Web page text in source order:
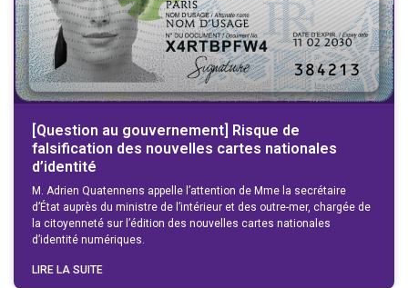
[Question au gouvernement] Risque de
falsification des nouvelles cartes nationales
d’identité
M. Adrien Quatennens appelle l’attention de Mme la secrétaire
d’État auprès du ministre de l’intérieur et des outre-mer, chargée de
la citoyenneté sur l’édition des nouvelles cartes nationales
d’identité numériques.
LIRE LA SUITE